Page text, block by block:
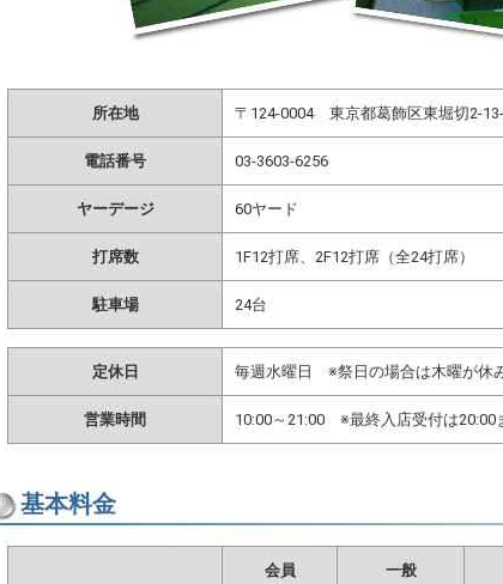
所在地 〒124-0004 東京都葛飾区東堀切2-
電話番号 03-3603-6256
ヤーデージ 60ヤード
打席数 1F12打席、2F12打席（全24打席）
駐車場 24台
定休日 毎週水曜日 ※祭日の場合は木曜が休
営業時間 10:00～21:00 ※最終入店受付は20:00
基本料金
会員 一般